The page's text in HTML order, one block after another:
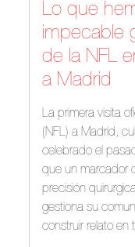
Lo que
impecable
de la NFL
a Madrid
La primera visita
(NFL) a Madrid,
celebrado el
que un marcador
precisión
gestiona su
construir relato en